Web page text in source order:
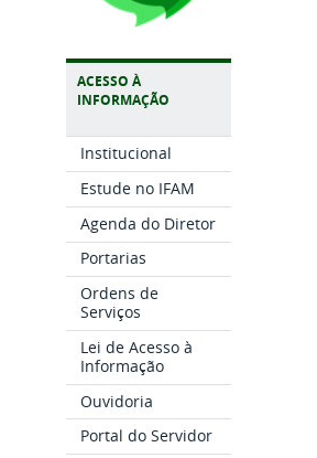
ACESSO À
INFORMAÇÃO
Institucional
Estude no IFAM
Agenda do Diretor
Portarias
Ordens de
Serviços
Lei de Acesso à
Informação
Ouvidoria
Portal do Servidor